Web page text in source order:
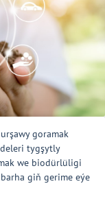
goramak
tygşytly
we biodürlüligi
giň gerime eýe